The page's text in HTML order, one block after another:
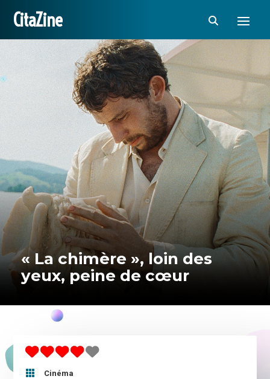
CitaZine
« La chimère », loin des
yeux, peine de cœur

Cinéma